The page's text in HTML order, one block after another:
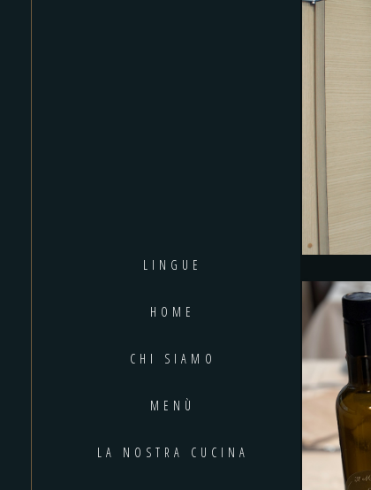
LINGUE
HOME
CHI SIAMO
MENÙ
LA NOSTRA CUCINA